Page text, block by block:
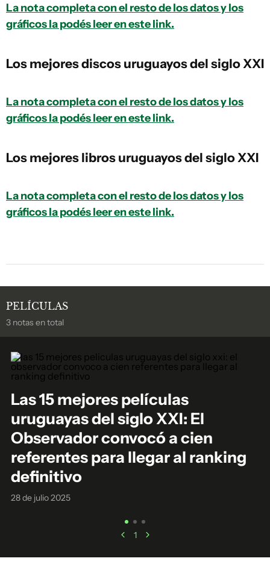
La nota completa con el resto de los datos y los
gráficos la podés leer en este link.
Los mejores discos uruguayos del siglo XXI
La nota completa con el resto de los datos y los
gráficos la podés leer en este link.
Los mejores libros uruguayos del siglo XXI
La nota completa con el resto de los datos y los
gráficos la podés leer en este link.
PELÍCULAS
3 notas en total
Las 15 mejores películas
uruguayas del siglo XXI: El
Observador convocó a cien
referentes para llegar al ranking
definitivo
28 de julio 2025
1